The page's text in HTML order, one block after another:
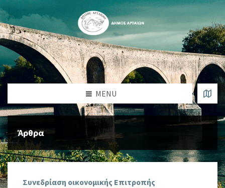
MENU
Άρθρα
Συνεδρίαση οικονομικής Επιτροπής